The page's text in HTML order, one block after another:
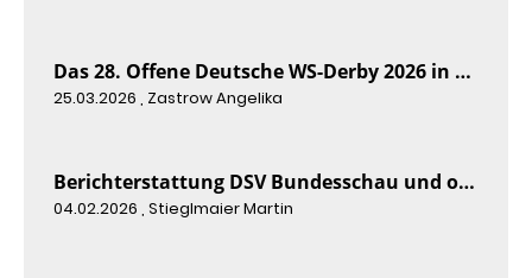
Das 28. Offene Deutsche WS-Derby 2026 in Berlin
25.03.2026 , Zastrow Angelika
Berichterstattung DSV Bundesschau und offene Farbwellensittichschau 2025
04.02.2026 , Stieglmaier Martin